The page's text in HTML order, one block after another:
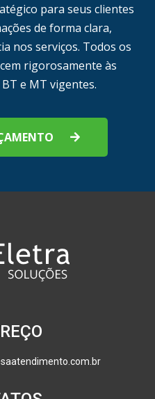
para seus clientes
de forma clara,
nos serviços. Todos os
rigorosamente às
e MT vigentes.